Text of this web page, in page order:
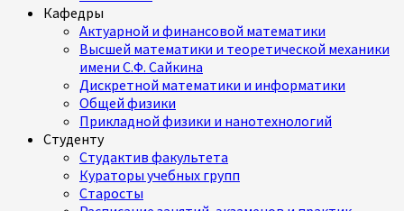
Кафедры
Актуарной и финансовой математики
Высшей математики и теоретической механики
имени С.Ф. Сайкина
Дискретной математики и информатики
Общей физики
Прикладной физики и нанотехнологий
Студенту
Студактив факультета
Кураторы учебных групп
Старосты